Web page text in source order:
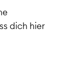
dich hier